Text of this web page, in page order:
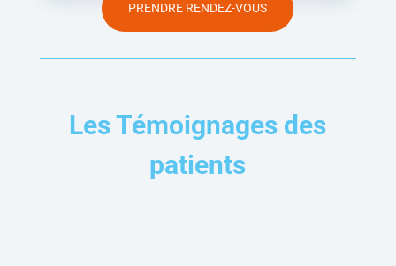
PRENDRE RENDEZ-VOUS
Les Témoignages des
patients